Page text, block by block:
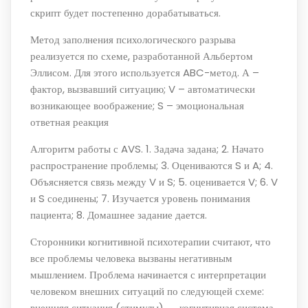
скрипт будет постепенно дорабатываться.
Метод заполнения психологического разрыва
реализуется по схеме, разработанной Альбертом
Эллисом. Для этого используется ABC-метод. А –
фактор, вызвавший ситуацию; V – автоматически
возникающее воображение; S – эмоциональная
ответная реакция
Алгоритм работы с AVS. 1. Задача задана; 2. Начато
распространение проблемы; 3. Оцениваются S и A; 4.
Объясняется связь между V и S; 5. оценивается V; 6. V
и S соединены; 7. Изучается уровень понимания
пациента; 8. Домашнее задание дается.
Сторонники когнитивной психотерапии считают, что
все проблемы человека вызваны негативным
мышлением. Проблема начинается с интерпретации
человеком внешних ситуаций по следующей схеме: